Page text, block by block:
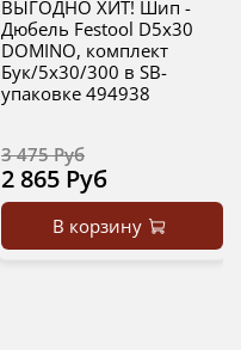
ВЫГОДНО ХИТ! Шип -
Дюбель Festool D5x30
DOMINO, комплект
Бук/5x30/300 в SB-
упаковке 494938
3 475 Руб
2 865 Руб
В корзину